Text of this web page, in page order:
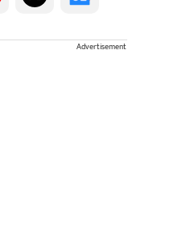
Advertisement